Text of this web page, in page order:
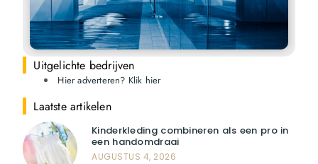
Uitgelichte bedrijven
Hier adverteren? Klik hier
Laatste artikelen
Kinderkleding combineren als een pro in
een handomdraai
AUGUSTUS 4, 2026